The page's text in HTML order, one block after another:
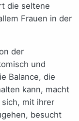
die seltene
Frauen in der
der
und
Balance, die
kann, macht
mit ihrer
besucht